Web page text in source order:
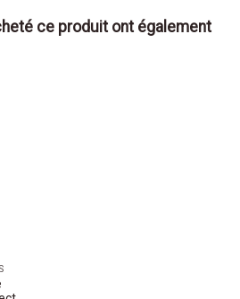
ce produit ont également